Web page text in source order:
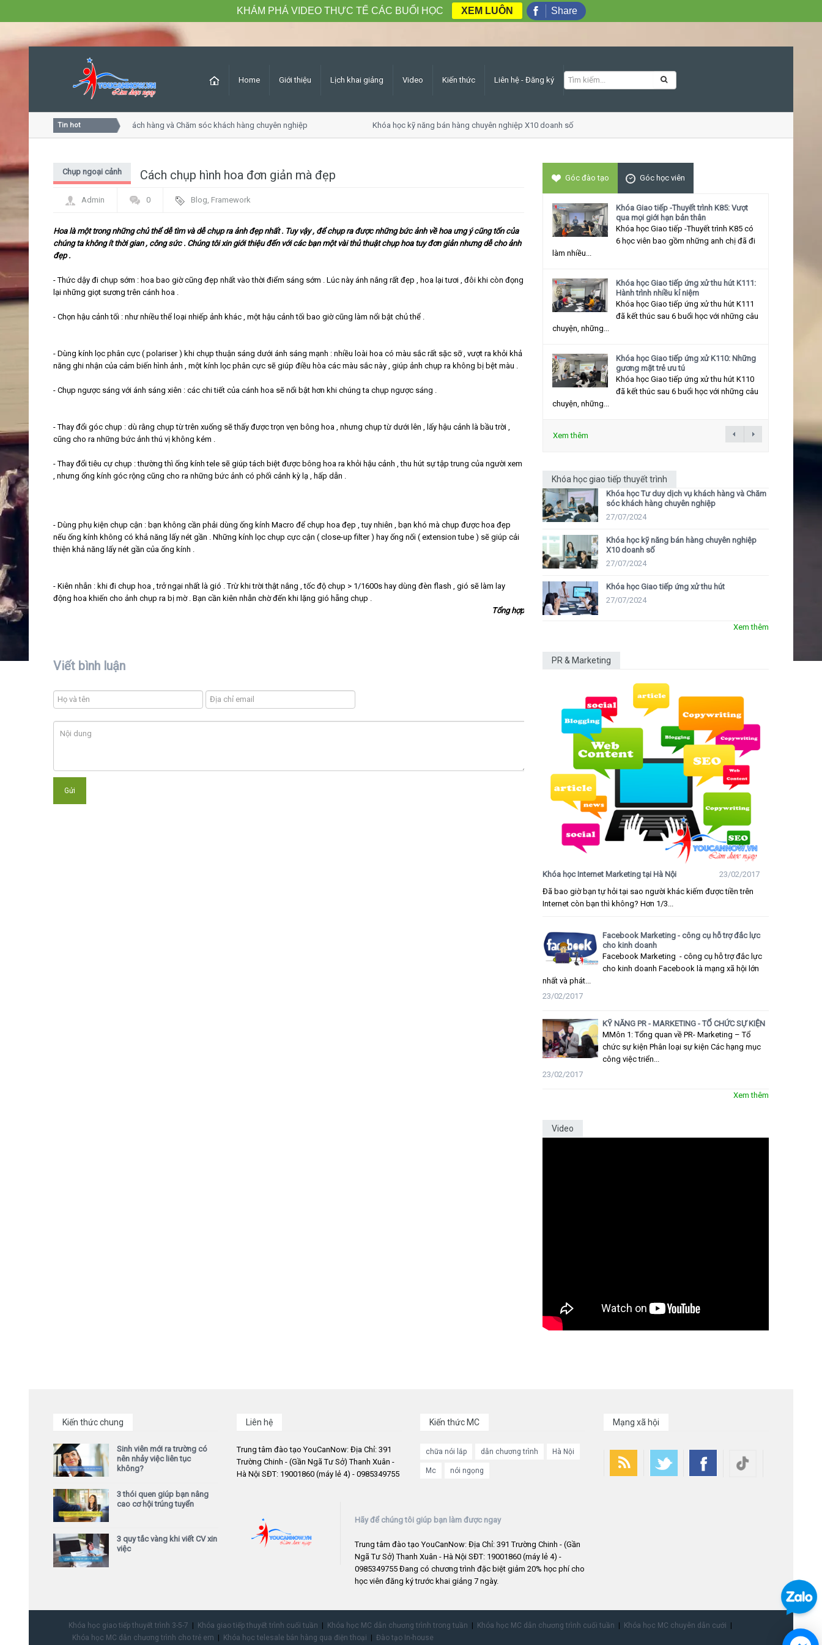
Home Giới thiệu Lịch khai giảng Video Kiến thức Liên hệ - Đăng ký
Tin hot
Khóa học Tư duy dịch vụ khách hàng và Chăm sóc khách hàng chuyên nghiệp Khóa học kỹ năng bán hàng chuyên nghiệp X10 doanh số
Cách chụp hình hoa đơn giản mà đẹp
Chụp ngoại cảnh
Admin 0 Blog, Framework
Hoa là một trong những chủ thể dễ tìm và dễ chụp ra ảnh đẹp nhất . Tuy vậy , để chụp ra được những bức ảnh về hoa ưng ý cũng tốn của
chúng ta không ít thời gian , công sức . Chúng tôi xin giới thiệu đến với các bạn một vài thủ thuật chụp hoa tuy đơn giản nhưng dễ cho ảnh
đẹp .
- Thức dậy đi chụp sớm : hoa bao giờ cũng đẹp nhất vào thời điểm sáng sớm . Lúc này ánh nắng rất đẹp , hoa lại tươi , đôi khi còn đọng
lại những giọt sương trên cánh hoa .
- Chọn hậu cảnh tối : như nhiều thể loại nhiếp ảnh khác , một hậu cảnh tối bao giờ cũng làm nổi bật chủ thể .
- Dùng kính lọc phân cực ( polariser ) khi chụp thuận sáng dưới ánh sáng mạnh : nhiều loài hoa có màu sắc rất sặc sỡ , vượt ra khỏi khả
năng ghi nhận của cảm biến hình ảnh , một kính lọc phân cực sẽ giúp điều hòa các màu sắc này , giúp ảnh chụp ra không bị bệt màu .
- Chụp ngược sáng với ánh sáng xiên : các chi tiết của cánh hoa sẽ nổi bật hơn khi chúng ta chụp ngược sáng .
- Thay đổi góc chụp : dù rằng chụp từ trên xuống sẽ thấy được trọn vẹn bông hoa , nhưng chụp từ dưới lên , lấy hậu cảnh là bầu trời ,
cũng cho ra những bức ảnh thú vị không kém .
- Thay đổi tiêu cự chụp : thường thì ống kính tele sẽ giúp tách biệt được bông hoa ra khỏi hậu cảnh , thu hút sự tập trung của người xem
, nhưng ống kính góc rộng cũng cho ra những bức ảnh có phối cảnh kỳ lạ , hấp dẫn .
- Dùng phụ kiện chụp cận : bạn không cần phải dùng ống kính Macro để chụp hoa đẹp , tuy nhiên , bạn khó mà chụp được hoa đẹp
nếu ống kính không có khả năng lấy nét gần . Những kính lọc chụp cực cận ( close-up filter ) hay ống nối ( extension tube ) sẽ giúp cải
thiện khả năng lấy nét gần của ống kính .
- Kiên nhẫn : khi đi chụp hoa , trở ngại nhất là gió . Trừ khi trời thật nắng , tốc độ chụp > 1/1600s hay dùng đèn flash , gió sẽ làm lay
động hoa khiến cho ảnh chụp ra bị mờ . Bạn cần kiên nhẫn chờ đến khi lặng gió hẵng chụp .
Tổng hợp
Viết bình luận
Góc đào tạo Góc học viên
Khóa Giao tiếp -Thuyết trình K85: Vượt
qua mọi giới hạn bản thân
Khóa học Giao tiếp -Thuyết trình K85 có
6 học viên bao gồm những anh chị đã đi
làm nhiều...
Khóa học Giao tiếp ứng xử thu hút K111:
Hành trình nhiều kỉ niệm
Khóa học Giao tiếp ứng xử thu hút K111
đã kết thúc sau 6 buổi học với những câu
chuyện, những...
Khóa học Giao tiếp ứng xử K110: Những
gương mặt trẻ ưu tú
Khóa học Giao tiếp ứng xử thu hút K110
đã kết thúc sau 6 buổi học với những câu
chuyện, những...
Xem thêm
Khóa học giao tiếp thuyết trình
Khóa học Tư duy dịch vụ khách hàng và Chăm
sóc khách hàng chuyên nghiệp
27/07/2024
Khóa học kỹ năng bán hàng chuyên nghiệp
X10 doanh số
27/07/2024
Khóa học Giao tiếp ứng xử thu hút
27/07/2024
Xem thêm
PR & Marketing
Khóa học Internet Marketing tại Hà Nội
23/02/2017
Đã bao giờ bạn tự hỏi tại sao người khác kiếm được tiền trên
Internet còn bạn thì không? Hơn 1/3...
Facebook Marketing - công cụ hỗ trợ đắc lực
cho kinh doanh
Facebook Marketing - công cụ hỗ trợ đắc lực
cho kinh doanh Facebook là mạng xã hội lớn
nhất và phát...
23/02/2017
KỸ NĂNG PR - MARKETING - TỔ CHỨC SỰ KIỆN
MMôn 1: Tổng quan về PR- Marketing – Tổ
chức sự kiện Phân loại sự kiện Các hạng mục
công việc triển...
23/02/2017
Xem thêm
Video
Kiến thức chung
Sinh viên mới ra trường có
nên nhảy việc liên tục
không?
3 thói quen giúp bạn nâng
cao cơ hội trúng tuyển
3 quy tắc vàng khi viết CV xin
việc
Liên hệ
Trung tâm đào tạo YouCanNow: Địa Chỉ: 391
Trường Chinh - (Gần Ngã Tư Sở) Thanh Xuân -
Hà Nội SĐT: 19001860 (máy lẻ 4) - 0985349755
Kiến thức MC
chữa nói lắp dẫn chương trình Hà Nội
Mc nói ngọng
Mạng xã hội
Hãy để chúng tôi giúp bạn làm được ngay
Trung tâm đào tạo YouCanNow: Địa Chỉ: 391 Trường Chinh - (Gần
Ngã Tư Sở) Thanh Xuân - Hà Nội SĐT: 19001860 (máy lẻ 4) -
0985349755 Đang có chương trình đặc biệt giảm 20% học phí cho
học viên đăng ký trước khai giảng 7 ngày.
Khóa học giao tiếp thuyết trình 3-5-7 Khóa giao tiếp thuyết trình cuối tuần Khóa học MC dẫn chương trình trong tuần Khóa học MC dẫn chương trình cuối tuần
Khóa học MC chuyên dẫn cưới
Khóa học MC dẫn chương trình cho trẻ em
Khóa học telesale bán hàng qua điện thoại Đào tạo In-house
KHÁM PHÁ VIDEO THỰC TẾ CÁC BUỔI HỌC XEM LUÔN Share